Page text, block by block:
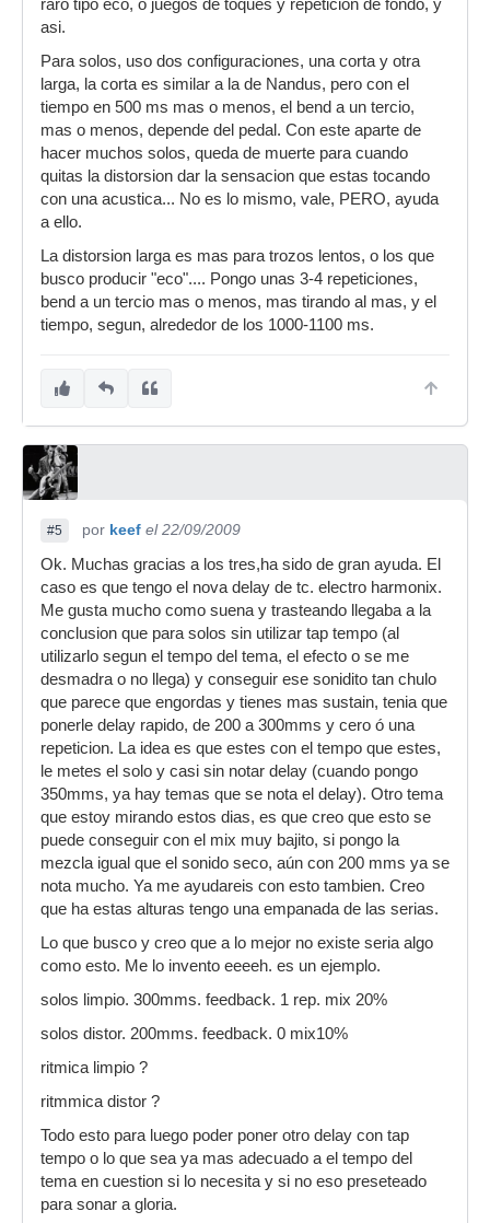
raro tipo eco, o juegos de toques y repeticion de fondo, y
asi.
Para solos, uso dos configuraciones, una corta y otra
larga, la corta es similar a la de Nandus, pero con el
tiempo en 500 ms mas o menos, el bend a un tercio,
mas o menos, depende del pedal. Con este aparte de
hacer muchos solos, queda de muerte para cuando
quitas la distorsion dar la sensacion que estas tocando
con una acustica... No es lo mismo, vale, PERO, ayuda
a ello.
La distorsion larga es mas para trozos lentos, o los que
busco producir "eco".... Pongo unas 3-4 repeticiones,
bend a un tercio mas o menos, mas tirando al mas, y el
tiempo, segun, alrededor de los 1000-1100 ms.
#5 por keef el 22/09/2009
Ok. Muchas gracias a los tres,ha sido de gran ayuda. El
caso es que tengo el nova delay de tc. electro harmonix.
Me gusta mucho como suena y trasteando llegaba a la
conclusion que para solos sin utilizar tap tempo (al
utilizarlo segun el tempo del tema, el efecto o se me
desmadra o no llega) y conseguir ese sonidito tan chulo
que parece que engordas y tienes mas sustain, tenia que
ponerle delay rapido, de 200 a 300mms y cero ó una
repeticion. La idea es que estes con el tempo que estes,
le metes el solo y casi sin notar delay (cuando pongo
350mms, ya hay temas que se nota el delay). Otro tema
que estoy mirando estos dias, es que creo que esto se
puede conseguir con el mix muy bajito, si pongo la
mezcla igual que el sonido seco, aún con 200 mms ya se
nota mucho. Ya me ayudareis con esto tambien. Creo
que ha estas alturas tengo una empanada de las serias.
Lo que busco y creo que a lo mejor no existe seria algo
como esto. Me lo invento eeeeh. es un ejemplo.
solos limpio. 300mms. feedback. 1 rep. mix 20%
solos distor. 200mms. feedback. 0 mix10%
ritmica limpio ?
ritmmica distor ?
Todo esto para luego poder poner otro delay con tap
tempo o lo que sea ya mas adecuado a el tempo del
tema en cuestion si lo necesita y si no eso preseteado
para sonar a gloria.